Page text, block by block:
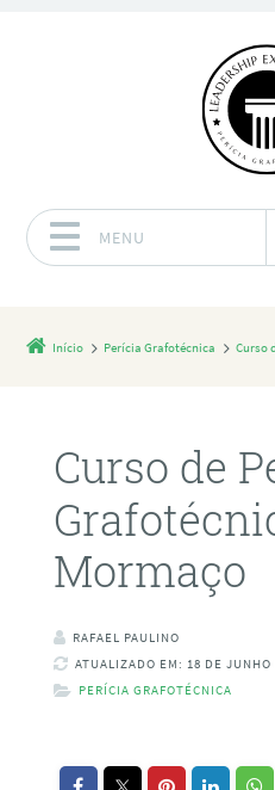
MENU
Início Perícia Grafotécnica Curso
Curso de
Mormaço
RAFAEL PAULINO
ATUALIZADO EM: 18 DE JUNHO
PERÍCIA GRAFOTÉCNICA